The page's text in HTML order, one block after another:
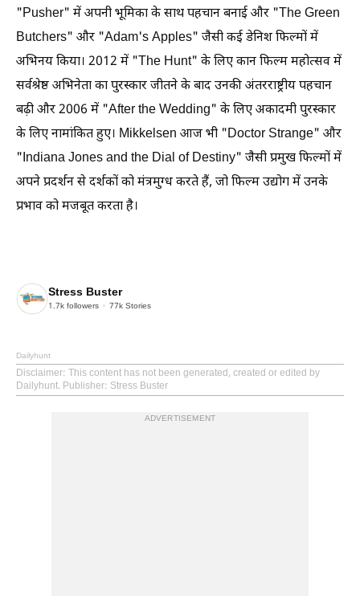
"Pusher" में अपनी भूमिका के साथ पहचान बनाई और "The Green
Butchers" और "Adam's Apples" जैसी कई डेनिश फिल्मों में
अभिनय किया। 2012 में "The Hunt" के लिए कान फिल्म महोत्सव में
सर्वश्रेष्ठ अभिनेता का पुरस्कार जीतने के बाद उनकी अंतरराष्ट्रीय पहचान
बढ़ी और 2006 में "After the Wedding" के लिए अकादमी पुरस्कार
के लिए नामांकित हुए। Mikkelsen आज भी "Doctor Strange" और
"Indiana Jones and the Dial of Destiny" जैसी प्रमुख फिल्मों में
अपने प्रदर्शन से दर्शकों को मंत्रमुग्ध करते हैं, जो फिल्म उद्योग में उनके
प्रभाव को मजबूत करता है।
Stress Buster
1.7k followers 77k Stories
Dailyhunt
Disclaimer: This content has not been generated, created or edited by
Dailyhunt. Publisher: Stress Buster
ADVERTISEMENT